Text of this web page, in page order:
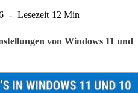
Lesezeit 12 Min
von Windows 11 und